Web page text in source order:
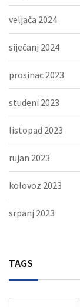
veljača 2024
siječanj 2024
prosinac 2023
studeni 2023
listopad 2023
rujan 2023
kolovoz 2023
srpanj 2023
TAGS